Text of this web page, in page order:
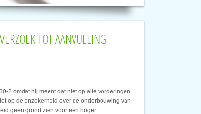
TOT AANVULLING
2 omdat hij meent dat niet op alle vorderingen
op de onzekerheid over de onderbouwing van
geen grond zien voor een hoger